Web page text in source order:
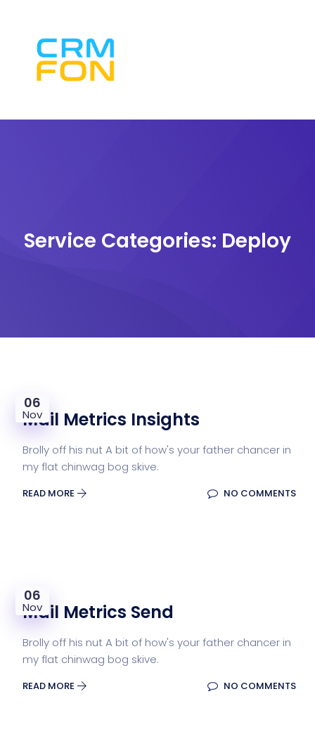
Service Categories: Deploy
06
Nov
Mail Metrics Insights
Brolly off his nut A bit of how's your father chancer in
my flat chinwag bog skive.
READ MORE NO COMMENTS
06
Nov
Mail Metrics Send
Brolly off his nut A bit of how's your father chancer in
my flat chinwag bog skive.
READ MORE NO COMMENTS